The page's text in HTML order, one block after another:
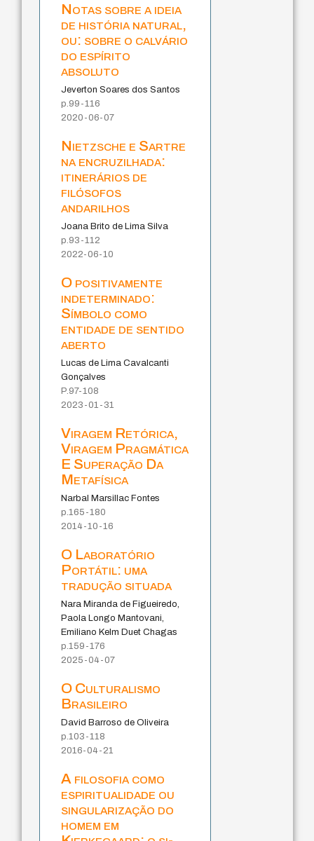
Notas sobre a ideia
de história natural,
ou: sobre o calvário
do espírito
absoluto
Jeverton Soares dos Santos
p.99-116
2020-06-07
Nietzsche e Sartre
na encruzilhada:
itinerários de
filósofos
andarilhos
Joana Brito de Lima Silva
p.93-112
2022-06-10
O positivamente
indeterminado:
Símbolo como
entidade de sentido
aberto
Lucas de Lima Cavalcanti
Gonçalves
P.97-108
2023-01-31
Viragem Retórica,
Viragem Pragmática
E Superação Da
Metafísica
Narbal Marsillac Fontes
p.165-180
2014-10-16
O Laboratório
Portátil: uma
tradução situada
Nara Miranda de Figueiredo,
Paola Longo Mantovani,
Emiliano Kelm Duet Chagas
p.159-176
2025-04-07
O Culturalismo
Brasileiro
David Barroso de Oliveira
p.103-118
2016-04-21
A filosofia como
espiritualidade ou
singularização do
homem em